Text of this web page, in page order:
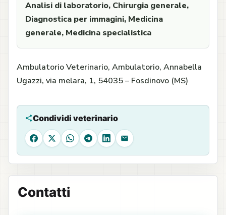
Analisi di laboratorio, Chirurgia generale,
Diagnostica per immagini, Medicina
generale, Medicina specialistica
Ambulatorio Veterinario, Ambulatorio, Annabella
Ugazzi, via melara, 1, 54035 – Fosdinovo (MS)
Condividi veterinario
Facebook
X WhatsAppTelegram
LinkedIn
Email
Contatti